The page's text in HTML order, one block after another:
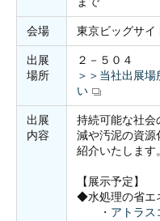
会場 東京ビッグサイ
出展
場所
２－５０４
＞＞当社出展
い
出展
内容
持続可能な社会
減や汚泥の資源
紹介いたします
【展示予定】
◆水処理の省エ
・アトラ